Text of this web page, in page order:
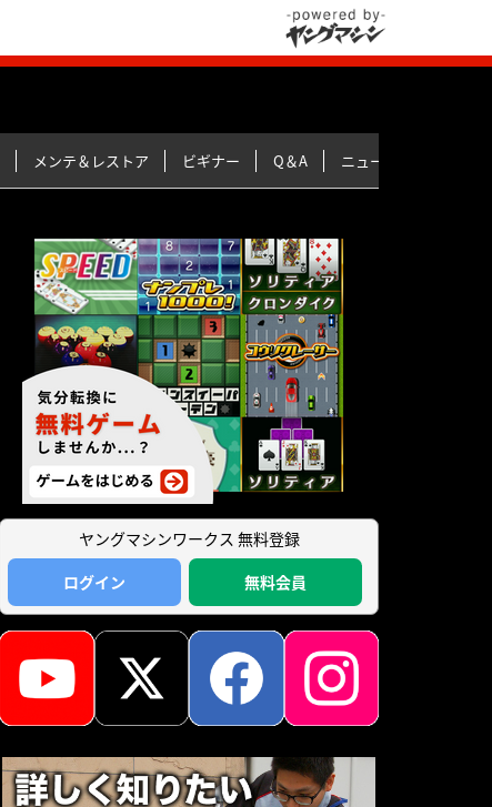
メンテ＆レストア ビギナー Q＆A ニュース＆トピックス
ヤングマシンワークス 無料登録
ログイン
無料会員